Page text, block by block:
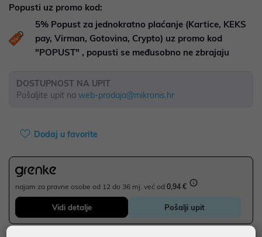
Popusti uz promo kod:
5% Popust za jednokratno plaćanje (Kartice, KEKS
pay, Virman, Gotovina, Crypto) uz promo kod
"POPUST" , popusti se međusobno ne zbrajaju
DOSTUPNOST NA UPIT
Pošaljite upit na web-prodaja@mikronis.hr
Dodaj u favorite
najam za pravne osobe od 12 do 36 mj. već od 0,94 €
Vidi detalje Pošalji upit